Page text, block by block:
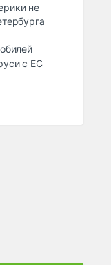
не
с ЕС